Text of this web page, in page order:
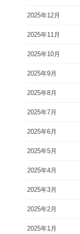
2025年12月
2025年11月
2025年10月
2025年9月
2025年8月
2025年7月
2025年6月
2025年5月
2025年4月
2025年3月
2025年2月
2025年1月